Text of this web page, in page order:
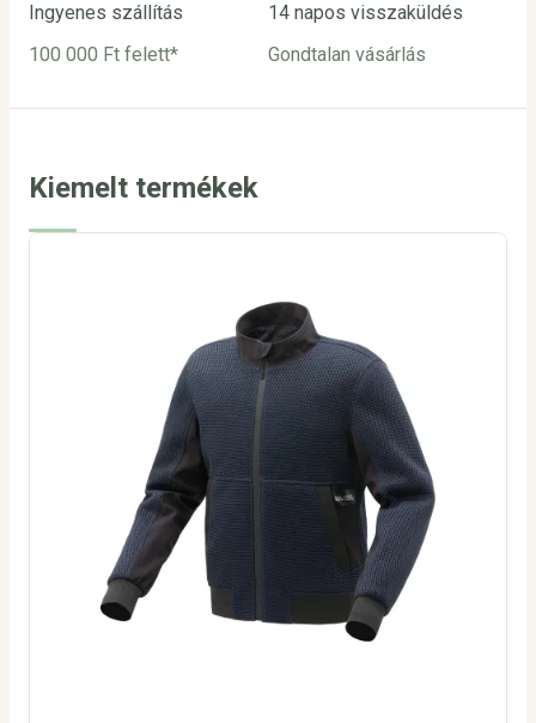
Ingyenes szállítás
100 000 Ft felett*
14 napos visszaküldés
Gondtalan vásárlás
Kiemelt termékek